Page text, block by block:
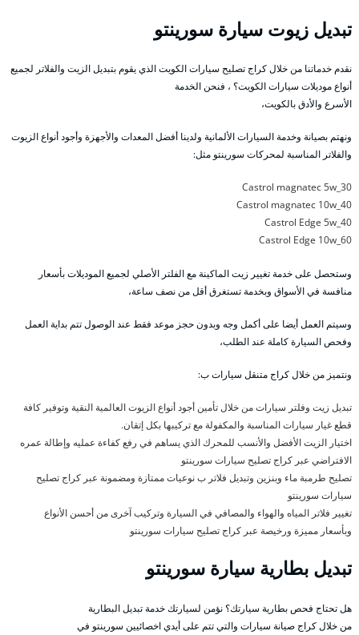
تبديل زيوت سيارة سورينتو
نقدم خدماتنا من خلال كراج تصليح سيارات الكويت الذي يقوم بتبديل الزيت والفلاتر لجميع
أنواع موديلات سيارات الكويت؟ ، فنحن الخدمة
الأسرع والأدق بالكويت،
ونهتم بصيانة وخدمة السيارات الألمانية ولدينا أفضل المعدات والأجهزة وأجود أنواع الزيوت
والفلاتر المناسبة لمحركات سورينتو مثل:
Castrol magnatec 5w_30
Castrol magnatec 10w_40
Castrol Edge 5w_40
Castrol Edge 10w_60
وستحصل على خدمة تغيير زيت الماكينة مع الفلتر الأصلي لجميع الموديلات بأسعار
منافسة في الأسواق وبخدمة تستغرق أقل من نصف ساعة،
وسيتم العمل أيضا على أكمل وجه وبدون حجز موعد فقط عند الوصول تتم بداية العمل
وفحص السيارة كاملة عند الطلب،
ونتميز من خلال كراج متنقل سيارات ب:
تبديل زيت وفلتر سيارات من خلال تأمين أجود أنواع الزيوت العالمية النقية وتوفير كافة
قطع غيار سيارات المناسبة والمكفولة مع تركيبها بكل إتقان.
اختيار الزيت الأفضل والأنسب للمحرك الذي يساهم في رفع كفاءة عمليه وإطالة عمره
الافتراضي عبر كراج تصليح سيارات سورينتو
تصليح طرمبة ماء وبنزين وتبديل فلاتر ب نوعيات ممتازة ومضمونة عبر كراج تصليح
سيارات سورينتو
تغيير فلاتر المياه والهواء والمصافي في السيارة وتركيب آخرى من أحسن الأنواع
وبأسعار مميزة ورخيصة عبر كراج تصليح سيارات سورينتو
تبديل بطارية سيارة سورينتو
هل تحتاج فحص بطارية سيارتك؟ نؤمن لسيارتك خدمة تبديل البطارية
من خلال كراج صيانة سيارات والتي تتم على أيدي اخصائيين سورينتو في